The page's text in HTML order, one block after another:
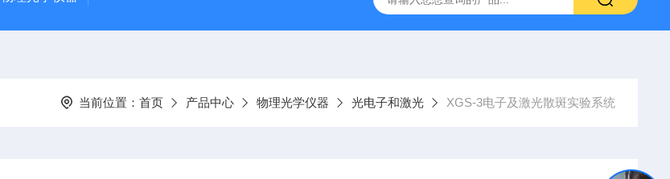
当前位置： 首页 产品中心 物理光学仪器 光电子和激光 XGS-3电子及激光散斑实验系统